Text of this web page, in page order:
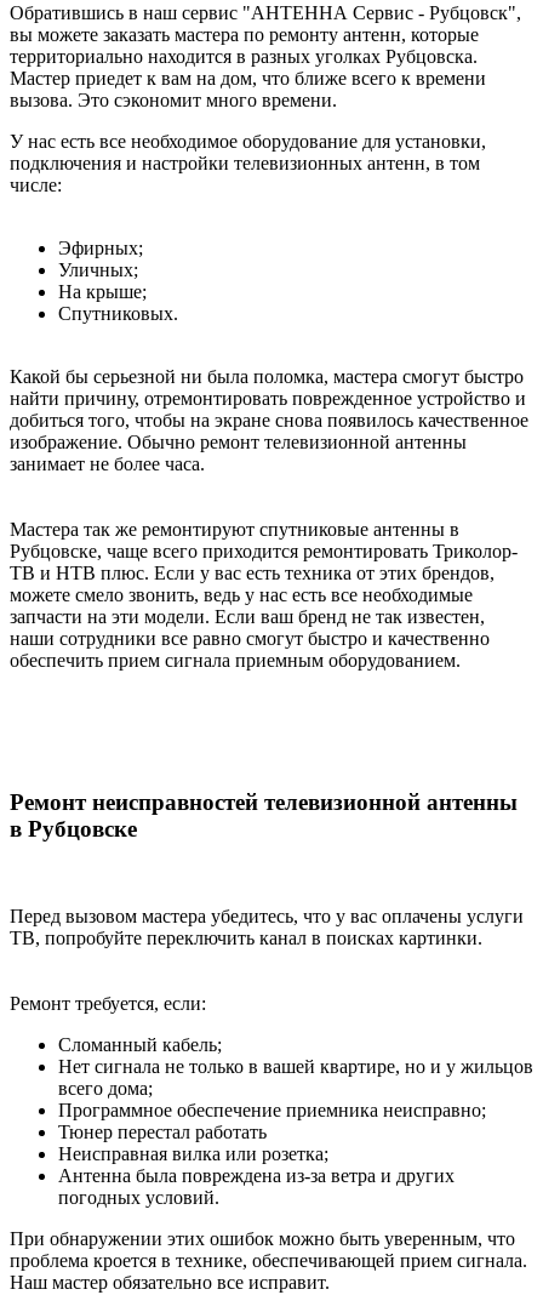
Обратившись в наш сервис "АНТЕННА Сервис - Рубцовск",
вы можете заказать мастера по ремонту антенн, которые
территориально находится в разных уголках Рубцовска.
Мастер приедет к вам на дом, что ближе всего к времени
вызова. Это сэкономит много времени.
У нас есть все необходимое оборудование для установки,
подключения и настройки телевизионных антенн, в том
числе:
Эфирных;
Уличных;
На крыше;
Спутниковых.
Какой бы серьезной ни была поломка, мастера смогут быстро
найти причину, отремонтировать поврежденное устройство и
добиться того, чтобы на экране снова появилось качественное
изображение. Обычно ремонт телевизионной антенны
занимает не более часа.
Мастера так же ремонтируют спутниковые антенны в
Рубцовске, чаще всего приходится ремонтировать Триколор-
ТВ и НТВ плюс. Если у вас есть техника от этих брендов,
можете смело звонить, ведь у нас есть все необходимые
запчасти на эти модели. Если ваш бренд не так известен,
наши сотрудники все равно смогут быстро и качественно
обеспечить прием сигнала приемным оборудованием.
Ремонт неисправностей телевизионной антенны
в Рубцовске
Перед вызовом мастера убедитесь, что у вас оплачены услуги
ТВ, попробуйте переключить канал в поисках картинки.
Ремонт требуется, если:
Сломанный кабель;
Нет сигнала не только в вашей квартире, но и у жильцов
всего дома;
Программное обеспечение приемника неисправно;
Тюнер перестал работать
Неисправная вилка или розетка;
Антенна была повреждена из-за ветра и других
погодных условий.
При обнаружении этих ошибок можно быть уверенным, что
проблема кроется в технике, обеспечивающей прием сигнала.
Наш мастер обязательно все исправит.